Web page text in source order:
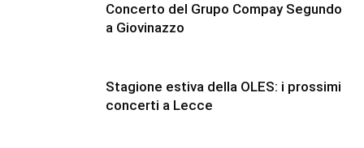
Concerto del Grupo Compay Segundo
a Giovinazzo
Stagione estiva della OLES: i prossimi
concerti a Lecce